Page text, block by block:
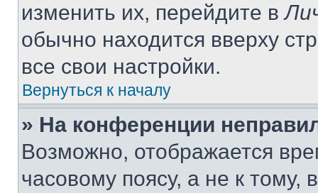
изменить их, перейдите в
обычно находится вверху
все свои настройки.
Вернуться к началу
» На конференции
Возможно, отображается
часовому поясу, а не к тому,